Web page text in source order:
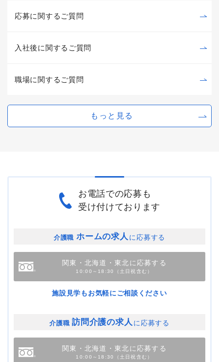
応募に関するご質問
入社後に関するご質問
職場に関するご質問
もっと見る
お電話での応募も
受け付けております
介護職 ホームの求人 に応募する
関東・北海道・東北に応募する
10:00～18:30（土日祝含む）
施設見学もお気軽にご相談ください
介護職 訪問介護の求人 に応募する
関東・北海道・東北に応募する
10:00～18:30（土日祝含む）